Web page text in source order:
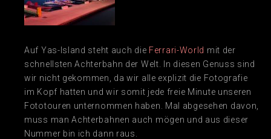
Auf Yas-Island steht auch die Ferrari-World mit der
schnellsten Achterbahn der Welt. In diesen Genuss sind
wir nicht gekommen, da wir alle explizit die Fotografie
im Kopf hatten und wir somit jede freie Minute unseren
Fototouren unternommen haben. Mal abgesehen davon,
muss man Achterbahnen auch mögen und aus dieser
Nummer bin ich dann raus.